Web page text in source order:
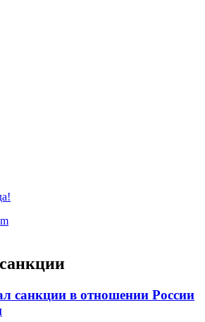
санкции
санкции в отношении России